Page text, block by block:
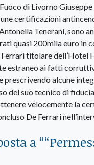
di Livorno
certificazioni
Tenerani, sono
quasi 200mila euro in
titolare dell’Hotel
estraneo ai fatti
prescrivendo alcune
del suo tecnico di
velocemente la
De Ferrari
a “